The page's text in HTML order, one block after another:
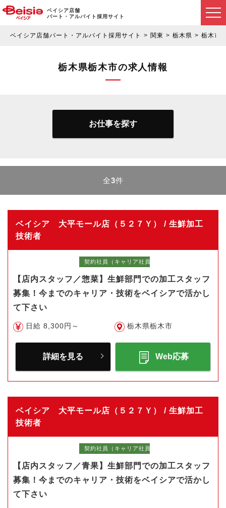
ベイシア店舗
パート・アルバイト採用サイト
ベイシア店舗パート・アルバイト採用サイト 関東 栃木県 栃木市
栃木県栃木市の求人情報
お仕事を探す
全3件
ベイシア 大平モール店（５２７Ｙ） / 生鮮加工
技術者
契約社員（キャリア社員）
【店内スタッフ／惣菜】生鮮部門での加工スタッフ
募集！今までのキャリア・技術をベイシアで活かし
て下さい
日給 8,300円～ 栃木県栃木市
詳細を見る Web応募
ベイシア 大平モール店（５２７Ｙ） / 生鮮加工
技術者
契約社員（キャリア社員）
【店内スタッフ／青果】生鮮部門での加工スタッフ
募集！今までのキャリア・技術をベイシアで活かし
て下さい